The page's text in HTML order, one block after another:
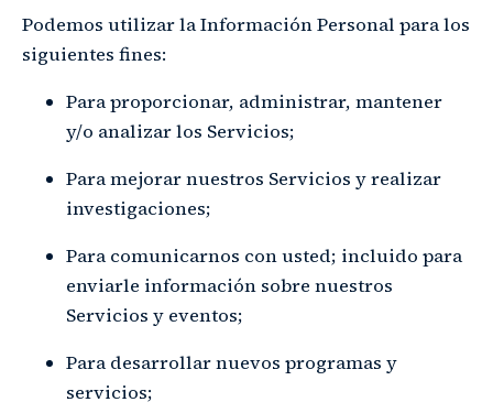
Podemos utilizar la Información Personal para los
siguientes fines:
Para proporcionar, administrar, mantener
y/o analizar los Servicios;
Para mejorar nuestros Servicios y realizar
investigaciones;
Para comunicarnos con usted; incluido para
enviarle información sobre nuestros
Servicios y eventos;
Para desarrollar nuevos programas y
servicios;